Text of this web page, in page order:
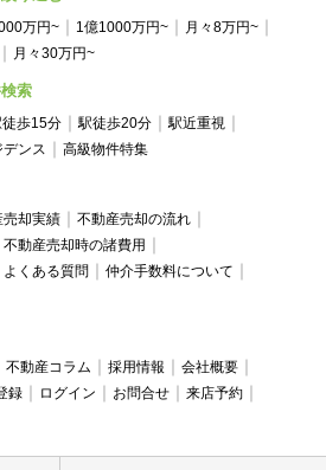
万円~ 1億1000万円~
月々8万円~
月々30万円~
索
歩15分 駅徒歩20分
駅近重視
ンス 高級物件特集
売却実績
不動産売却の流れ
不動産売却時の諸費用
よくある質問
仲介手数料について
不動産コラム 採用情報
会社概要
録 ログイン お問合せ
来店予約